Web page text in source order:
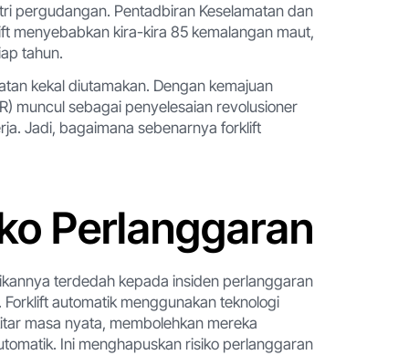
pergudangan. Pentadbiran Keselamatan dan
menyebabkan kira-kira 85 kemalangan maut,
tahun.
kekal diutamakan. Dengan kemajuan
muncul sebagai penyelesaian revolusioner
Jadi, bagaimana sebenarnya forklift
Perlanggaran
terdedah kepada insiden perlanggaran
automatik menggunakan teknologi
masa nyata, membolehkan mereka
Ini menghapuskan risiko perlanggaran